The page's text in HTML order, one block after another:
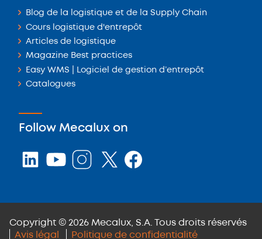
Blog de la logistique et de la Supply Chain
Cours logistique d'entrepôt
Articles de logistique
Magazine Best practices
Easy WMS | Logiciel de gestion d’entrepôt
Catalogues
Follow Mecalux on
Copyright © 2026 Mecalux, S.A. Tous droits réservés
Avis légal
Politique de confidentialité